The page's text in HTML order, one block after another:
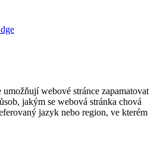
webové stránce zapamatovat
jakým se webová stránka chová
jazyk nebo region, ve kterém